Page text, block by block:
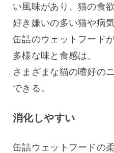
い風味があり、猫の食
好き嫌いの多い猫や病
缶詰のウェットフード
多様な味と食感は、
さまざまな猫の嗜好の
できる。
消化しやすい
缶詰ウェットフードの